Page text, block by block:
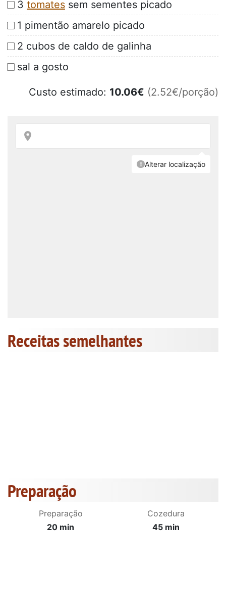
3 tomates sem sementes picado
1 pimentão amarelo picado
2 cubos de caldo de galinha
sal a gosto
Custo estimado: 10.06€ (2.52€/porção)
Receitas semelhantes
Preparação
Preparação
20 min
Cozedura
45 min